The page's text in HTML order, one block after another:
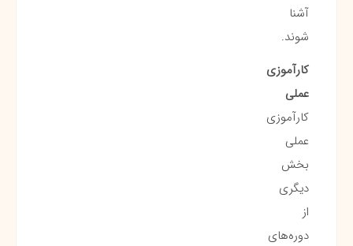
آشنا
شوند.
کارآموزی
عملی
کارآموزی
عملی
بخش
دیگری
از
دوره‌های